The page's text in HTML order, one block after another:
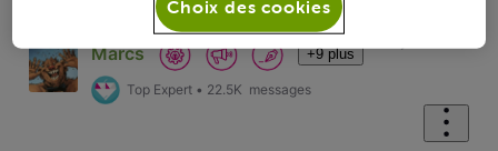
Marcs +9 plus
Top Expert • 22.5K messages
Choix des cookies